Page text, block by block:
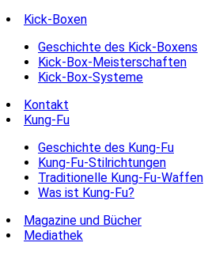
Kick-Boxen
Geschichte des Kick-Boxens
Kick-Box-Meisterschaften
Kick-Box-Systeme
Kontakt
Kung-Fu
Geschichte des Kung-Fu
Kung-Fu-Stilrichtungen
Traditionelle Kung-Fu-Waffen
Was ist Kung-Fu?
Magazine und Bücher
Mediathek